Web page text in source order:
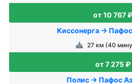
от 10 767 ₽
Киссонерга →
27 км (40
от 7 275 ₽
Полис → Пафос